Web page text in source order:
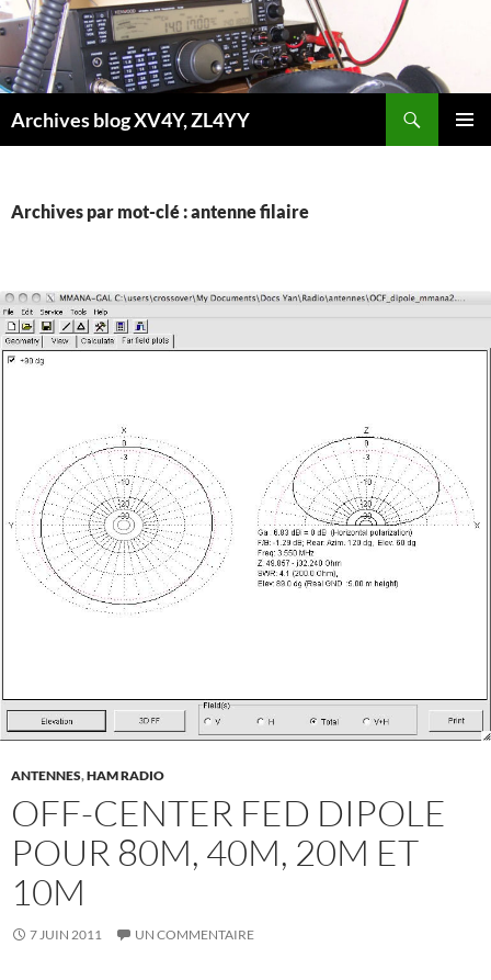
Aller
au
contenu
Archives blog XV4Y, ZL4YY
Archives par mot-clé : antenne filaire
ANTENNES,HAM RADIO
OFF-CENTER FED DIPOLE
POUR 80M, 40M, 20M ET
10M
7 JUIN 2011 UN COMMENTAIRE